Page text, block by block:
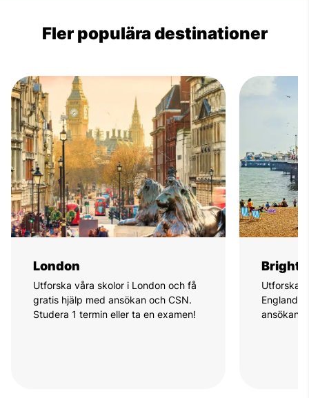
Fler populära destinationer
London
Utforska våra skolor i London och få
gratis hjälp med ansökan och CSN.
Studera 1 termin eller ta en examen!
Utforska
England
ansökan